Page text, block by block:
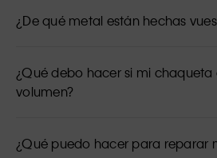
¿De qué metal están hechas
¿Qué debo hacer si mi
volumen?
¿Qué puedo hacer para reparar